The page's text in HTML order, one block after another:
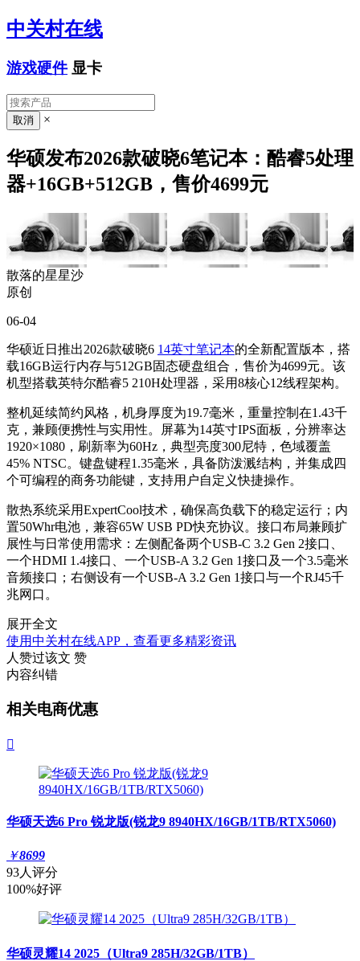
中关村在线
游戏硬件 显卡
×
华硕发布2026款破晓6笔记本：酷睿5处理
器+16GB+512GB，售价4699元
散落的星星沙
原创
06-04
华硕近日推出2026款破晓6 14英寸笔记本的全新配置版本，搭
载16GB运行内存与512GB固态硬盘组合，售价为4699元。该
机型搭载英特尔酷睿5 210H处理器，采用8核心12线程架构。
整机延续简约风格，机身厚度为19.7毫米，重量控制在1.43千
克，兼顾便携性与实用性。屏幕为14英寸IPS面板，分辨率达
1920×1080，刷新率为60Hz，典型亮度300尼特，色域覆盖
45% NTSC。键盘键程1.35毫米，具备防泼溅结构，并集成四
个可编程的商务功能键，支持用户自定义快捷操作。
散热系统采用ExpertCool技术，确保高负载下的稳定运行；内
置50Whr电池，兼容65W USB PD快充协议。接口布局兼顾扩
展性与日常使用需求：左侧配备两个USB-C 3.2 Gen 2接口、
一个HDMI 1.4接口、一个USB-A 3.2 Gen 1接口及一个3.5毫米
音频接口；右侧设有一个USB-A 3.2 Gen 1接口与一个RJ45千
兆网口。
展开全文
使用中关村在线APP，查看更多精彩资讯
人赞过该文 赞
内容纠错
相关电商优惠

华硕天选6 Pro 锐龙版(锐龙9 8940HX/16GB/1TB/RTX5060)
￥8699
93人评分
100%好评
华硕灵耀14 2025（Ultra9 285H/32GB/1TB）